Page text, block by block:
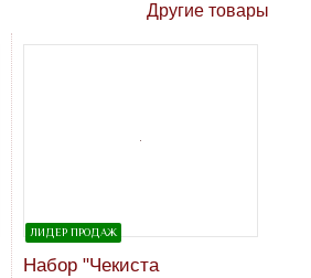
Другие товары
ЛИДЕР ПРОДАЖ
Набор "Чекиста